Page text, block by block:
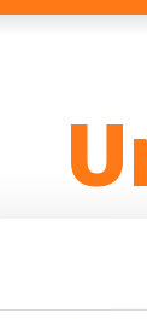
the blue in